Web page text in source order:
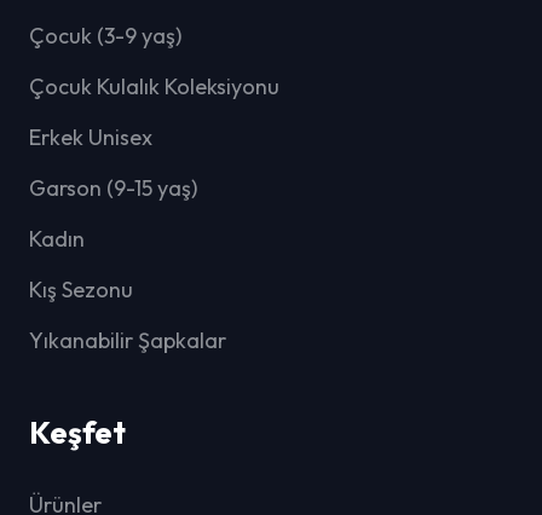
Çocuk (3-9 yaş)
Çocuk Kulalık Koleksiyonu
Erkek Unisex
Garson (9-15 yaş)
Kadın
Kış Sezonu
Yıkanabilir Şapkalar
Keşfet
Ürünler